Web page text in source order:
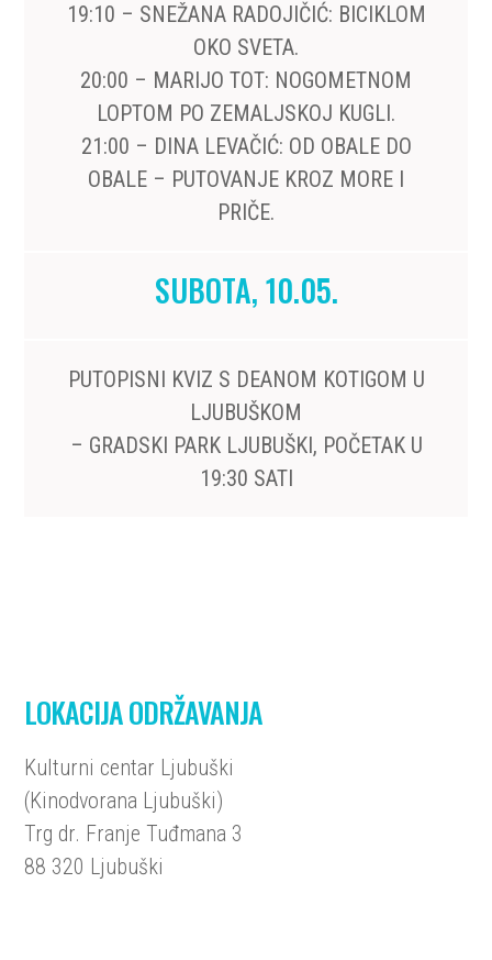
19:10 – SNEŽANA RADOJIČIĆ: BICIKLOM
OKO SVETA.
20:00 – MARIJO TOT: NOGOMETNOM
LOPTOM PO ZEMALJSKOJ KUGLI.
21:00 – DINA LEVAČIĆ: OD OBALE DO
OBALE – PUTOVANJE KROZ MORE I
PRIČE.
SUBOTA, 10.05.
PUTOPISNI KVIZ S DEANOM KOTIGOM U
LJUBUŠKOM
– GRADSKI PARK LJUBUŠKI, POČETAK U
19:30 SATI
LOKACIJA ODRŽAVANJA
Kulturni centar Ljubuški
(Kinodvorana Ljubuški)
Trg dr. Franje Tuđmana 3
88 320 Ljubuški